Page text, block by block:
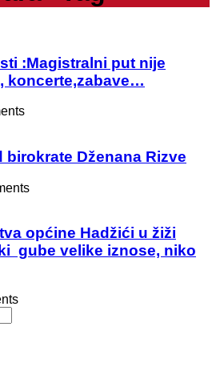
:Magistralni put nije
koncerte,zabave…
birokrate Dženana Rizve
općine Hadžići u žiži
gube velike iznose, niko